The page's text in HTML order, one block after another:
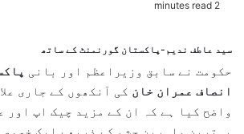
a
n
e
m
سید عاطف ندیم-پاکستان گورنمنٹ کے ساتھ
حکومت نے سابق وزیراعظم اور بانی
انصاف عمران خان کی آنکھوں کے جاری
واضح کیا ہے کہ ان کے مزید چیک اپ اور